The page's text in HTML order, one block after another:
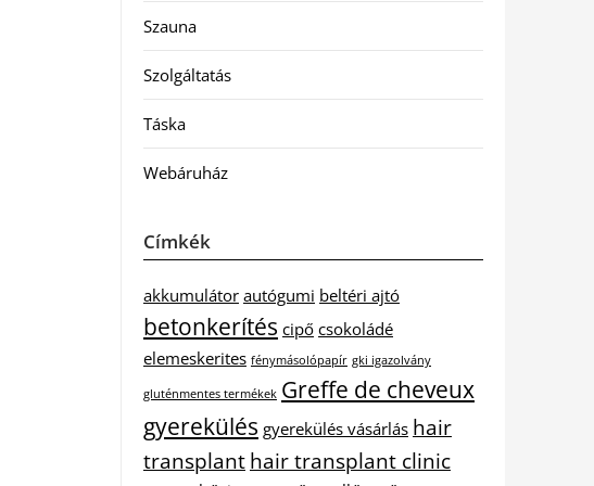
Szauna
Szolgáltatás
Táska
Webáruház
Címkék
akkumulátor autógumi beltéri ajtó
betonkerítés cipő csokoládé
elemeskerites fénymásolópapír gki igazolvány
gluténmentes termékek Greffe de cheveux
gyerekülés gyerekülés vásárlás hair
transplant hair transplant clinic